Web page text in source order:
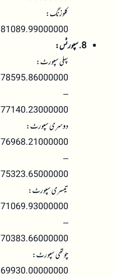
کلوزنگ:
81089.99000000
8. سپورٹس:
پہلی سپورٹ:
78595.86000000
–
77140.23000000
دوسری سپورٹ:
76968.21000000
–
75323.65000000
تیسری سپورٹ:
71069.93000000
–
70383.66000000
چوتھی سپورٹ:
69930.00000000